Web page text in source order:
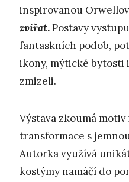
inspirovanou
zvířat.Postavy
fantaskních podob,
ikony, mýtické bytosti
zmizeli.
Výstava zkoumá
transformace s
Autorka využívá
kostýmy namáčí do